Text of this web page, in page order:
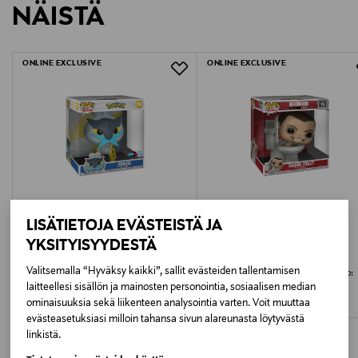
LISÄTIETOJA EVÄSTEISTÄ JA
YKSITYISYYDESTÄ
Valitsemalla “Hyväksy kaikki”, sallit evästeiden tallentamisen
laitteellesi sisällön ja mainosten personointia, sosiaalisen median
ominaisuuksia sekä liikenteen analysointia varten. Voit muuttaa
evästeasetuksiasi milloin tahansa sivun alareunasta löytyvästä
linkistä.
1566288
Avainsanat
funko pop jumbo, disney stitch hahmo, vinyylihahmo
stitch, iso stitch figuuri, disney keräilyhahmo, jumbo
LUE TARKEMMAT PALAUTUSOHJEET
NÄISTÄ
ONLINE EXCLUSIVE
FUNKO POP! Jumbo Vinyylihahmo:
Pokemon - Raikou
Original Price
52,99 €
ONLINE EXCLUSIVE
FUNKO POP! Jumbo Vinyylihahmo:
Skibidi Toilet
Original Price
52,99 €